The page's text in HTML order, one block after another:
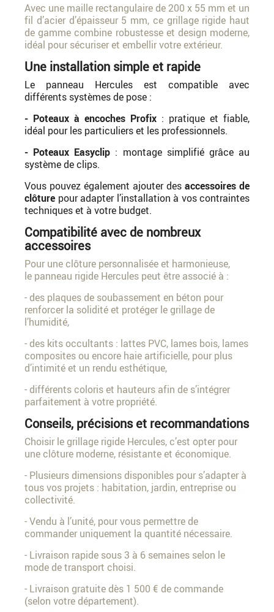
Avec une maille rectangulaire de 200 x 55 mm et un
fil d’acier d’épaisseur 5 mm, ce grillage rigide haut
de gamme combine robustesse et design moderne,
idéal pour sécuriser et embellir votre extérieur.
Une installation simple et rapide
Le panneau Hercules est compatible avec
différents systèmes de pose :
- Poteaux à encoches Profix : pratique et fiable,
idéal pour les particuliers et les professionnels.
- Poteaux Easyclip : montage simplifié grâce au
système de clips.
Vous pouvez également ajouter des accessoires de
clôture pour adapter l’installation à vos contraintes
techniques et à votre budget.
Compatibilité avec de nombreux
accessoires
Pour une clôture personnalisée et harmonieuse,
le panneau rigide Hercules peut être associé à :
- des plaques de soubassement en béton pour
renforcer la solidité et protéger le grillage de
l’humidité,
- des kits occultants : lattes PVC, lames bois, lames
composites ou encore haie artificielle, pour plus
d’intimité et un rendu esthétique,
- différents coloris et hauteurs afin de s’intégrer
parfaitement à votre propriété.
Conseils, précisions et recommandations
Choisir le grillage rigide Hercules, c’est opter pour
une clôture moderne, résistante et économique.
- Plusieurs dimensions disponibles pour s’adapter à
tous vos projets : habitation, jardin, entreprise ou
collectivité.
- Vendu à l’unité, pour vous permettre de
commander uniquement la quantité nécessaire.
- Livraison rapide sous 3 à 6 semaines selon le
mode de transport choisi.
- Livraison gratuite dès 1 500 € de commande
(selon votre département).